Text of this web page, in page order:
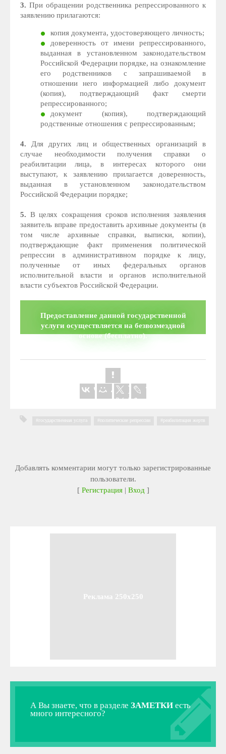
3. При обращении родственника репрессированного к
заявлению прилагаются:
копия документа, удостоверяющего личность;
доверенность от имени репрессированного,
выданная в установленном законодательством
Российской Федерации порядке, на ознакомление
его родственников с запрашиваемой в
отношении него информацией либо документ
(копия), подтверждающий факт смерти
репрессированного;
документ (копия), подтверждающий
родственные отношения с репрессированным;
4. Для других лиц и общественных организаций в
случае необходимости получения справки о
реабилитации лица, в интересах которого они
выступают, к заявлению прилагается доверенность,
выданная в установленном законодательством
Российской Федерации порядке;
5. В целях сокращения сроков исполнения заявления
заявитель вправе предоставить архивные документы (в
том числе архивные справки, выписки, копии),
подтверждающие факт применения политической
репрессии в административном порядке к лицу,
полученные от иных федеральных органов
исполнительной власти и органов исполнительной
власти субъектов Российской Федерации.
Предоставление данной государственной
услуги осуществляется на безвозмездной
основе (бесплатно).
государственная услуга политические репрессии реабилитация жертв
Добавлять комментарии могут только зарегистрированные
пользователи.
[ Регистрация| Вход ]
Реклама 250x250
А Вы знаете, что в разделе ЗАМЕТКИ есть
много интересного?